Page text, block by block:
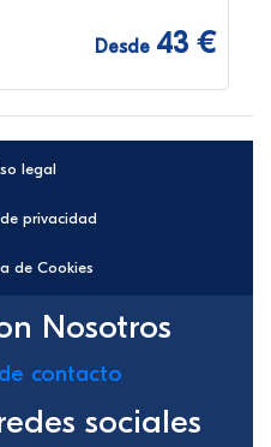
Desde 43 €
legal
privacidad
de Cookies
Nosotros
contacto
sociales